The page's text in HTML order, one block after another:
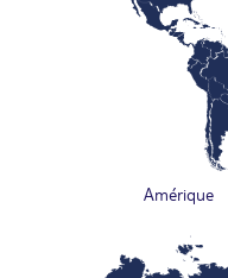
Amérique